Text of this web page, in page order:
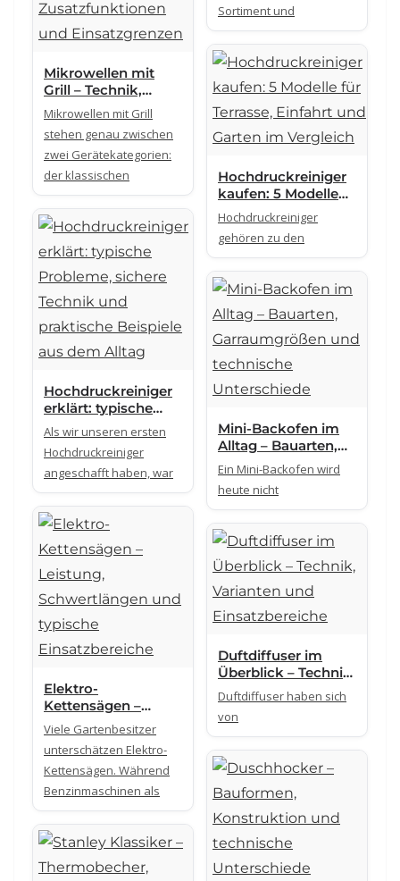
Sortiment und
Mikrowellen mit
Grill – Technik,
Zusatzfunktionen
und Einsatzgrenzen
Mikrowellen mit Grill
stehen genau zwischen
zwei Gerätekategorien:
der klassischen
Hochdruckreiniger
kaufen: 5 Modelle
für Terrasse,
Einfahrt und Garten
im Vergleich
Hochdruckreiniger
gehören zu den
Hochdruckreiniger
erklärt: typische
Probleme, sichere
Technik und
praktische Beispiele
aus dem Alltag
Als wir unseren ersten
Hochdruckreiniger
angeschafft haben, war
Mini-Backofen im
Alltag – Bauarten,
Garraumgrößen
und technische
Unterschiede
Ein Mini-Backofen wird
heute nicht
Elektro-
Kettensägen –
Leistung,
Schwertlängen und
typische
Einsatzbereiche
Viele Gartenbesitzer
unterschätzen Elektro-
Kettensägen. Während
Benzinmaschinen als
Duftdiffuser im
Überblick – Technik,
Varianten und
Einsatzbereiche
Duftdiffuser haben sich
von